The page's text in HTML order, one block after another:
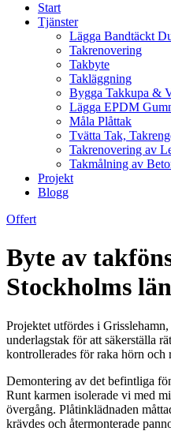
Start
Tjänster
Lägga Bandtäckt
Takrenovering
Takbyte
Takläggning
Bygga Takkupa &
Lägga EPDM
Måla Plåttak
Tvätta Tak,
Takrenovering av
Takmålning av
Projekt
Blogg
Offert
Byte av
Stockholms län
Projektet utfördes i
underlagstak för att säkerställa
kontrollerades för raka hörn
Demontering av det befintliga
Runt karmen isolerade vi med
övergång. Plåtinklädnaden
krävdes och återmonterade